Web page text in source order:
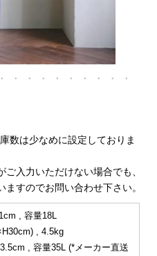
数は少なめに設定しておりま
入力いただけない場合でも、
すのでお問い合わせ下さい。
, 容量18L
, 4.5kg
, 容量35L (*メーカー直送